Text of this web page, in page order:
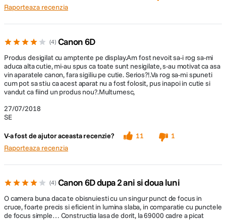
Functii creative
Creati imagini compozite cu functia de expunere
multipla, pastrand detaliile atat in zonele luminoase
cat si in cele imumbrite cu modul de captura HDR.
Compensarea expunerii cu ± 5 trepte si bracketing-ul
pentru expunere automata cu ±3 trepte ofera
flexibilitate si permit reglajul fin a expunerii.
GPS-ul urmareste fiecare miscare
Raporteaza recenzia
4 Canon 6D
27/07/2018
SE
Produs desigilat cu amptente pe display.Am fost nevoit sa-i rog sa-mi
aduca alta cutie, mi-au spus ca toate sunt nesigilate, s-au motivat ca asa
vin aparatele canon, fara sigiliu pe cutie. Serios?!.Va rog sa-mi spuneti
cum pot sa stiu ca acest aparat nu a fost folosit, pus inapoi in cutie si
vandut ca fiind un produs nou?.Multumesc,
V-a fost de ajutor aceasta recenzie? 11
1
Raporteaza recenzia
4 Canon 6D dupa 2 ani si doua luni
O camera buna daca te obisnuiesti cu un singur punct de focus in
cruce, foarte precis si eficient in lumina slaba, in comparatie cu punctele
de focus simple… Constructia lasa de dorit, la 69000 cadre a picat